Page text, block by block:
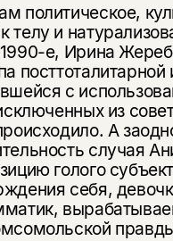
политическое,
и
е, Ирина
посттоталитарной
с
из
А
случая
голого
себя,